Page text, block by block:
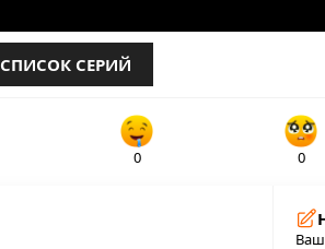
СПИСОК СЕРИЙ
0 0